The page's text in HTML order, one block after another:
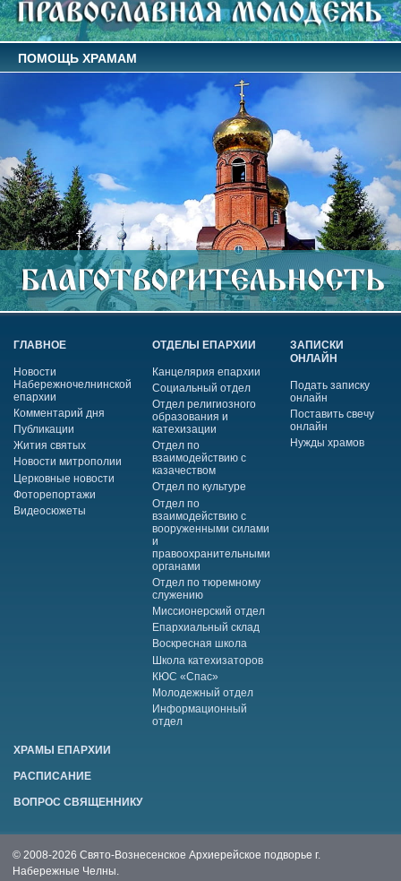
ПОМОЩЬ ХРАМАМ
ГЛАВНОЕ
Новости
Набережночелнинской
епархии
Комментарий дня
Публикации
Жития святых
Новости митрополии
Церковные новости
Фоторепортажи
Видеосюжеты
ОТДЕЛЫ ЕПАРХИИ
Канцелярия епархии
Социальный отдел
Отдел религиозного
образования и
катехизации
Отдел по
взаимодействию с
казачеством
Отдел по культуре
Отдел по
взаимодействию с
вооруженными силами
и
правоохранительными
органами
Отдел по тюремному
служению
Миссионерский отдел
Епархиальный склад
Воскресная школа
Школа катехизаторов
КЮС «Спас»
Молодежный отдел
Информационный
отдел
ЗАПИСКИ
ОНЛАЙН
Подать записку
онлайн
Поставить свечу
онлайн
Нужды храмов
ХРАМЫ ЕПАРХИИ
РАСПИСАНИЕ
ВОПРОС СВЯЩЕННИКУ
© 2008-2026 Свято-Вознесенское Архиерейское подворье г.
Набережные Челны.